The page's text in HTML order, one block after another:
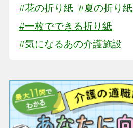
#花の折り紙 #夏の折り紙
#一枚でできる折り紙
#気になるあの介護施設